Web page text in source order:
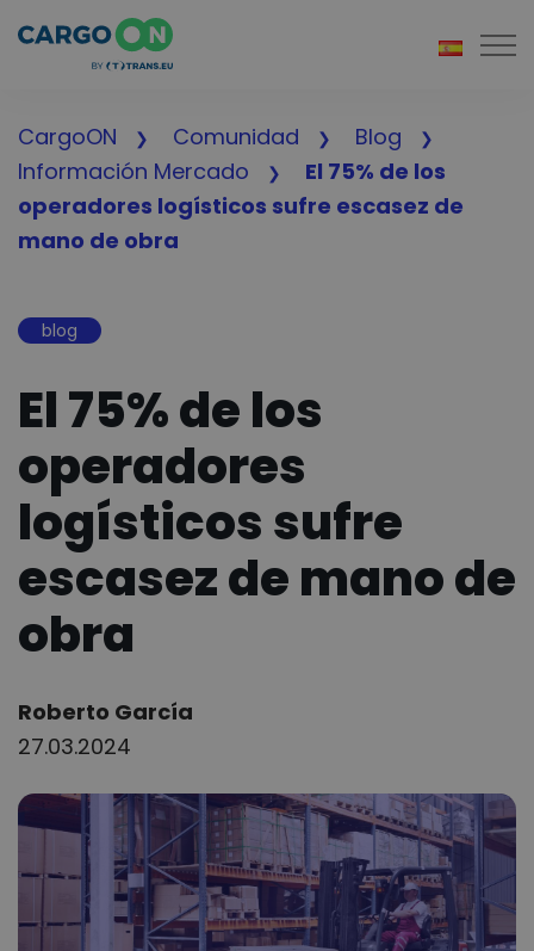
CargoON Comunidad
Blog
Información Mercado
El 75% de los
operadores logísticos sufre escasez de
mano de obra
blog
El 75% de los
operadores
logísticos sufre
escasez de mano de
obra
Author:
Roberto García
27.03.2024